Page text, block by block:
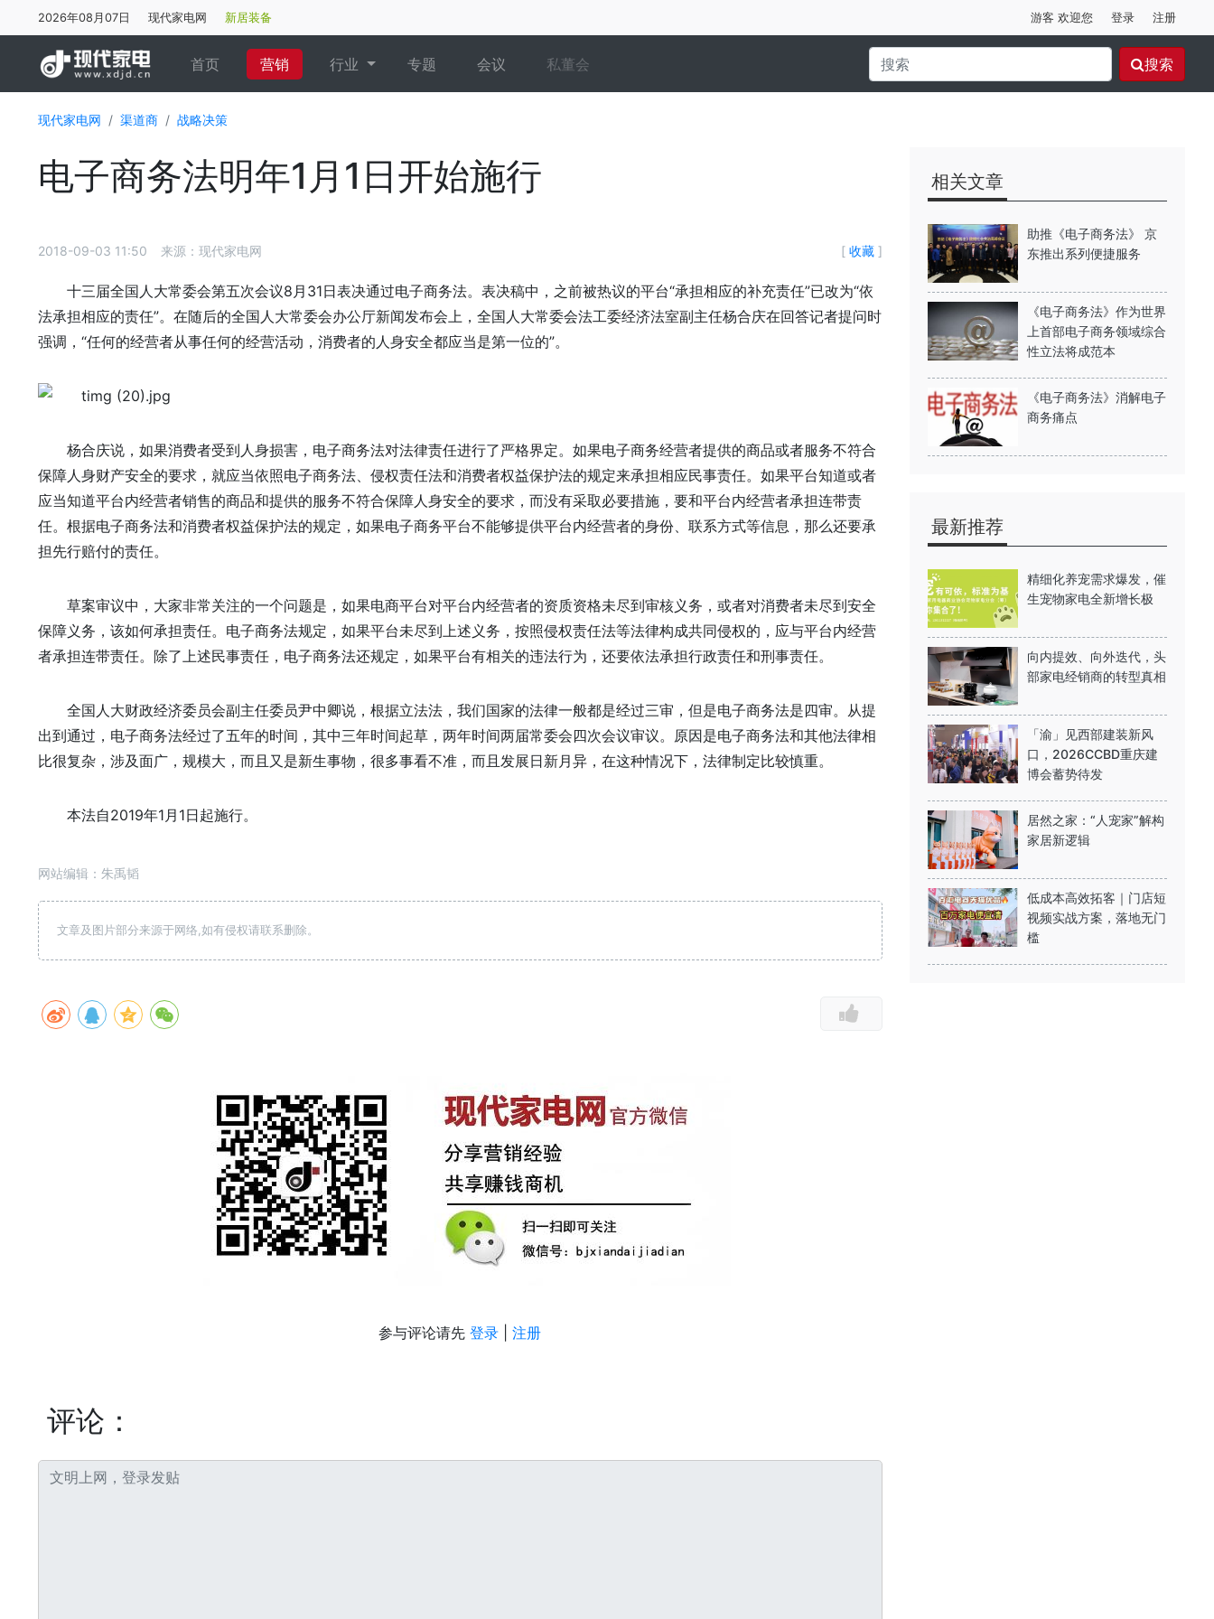
2026年08月07日 现代家电网 新居装备 游客 欢迎您 登录 注册
首页(current)
营销 行业 专题 会议 私董会 搜索
现代家电网 渠道商 战略决策
电子商务法明年1月1日开始施行
2018-09-03 11:50 来源：现代家电网 [ 收藏]
十三届全国人大常委会第五次会议8月31日表决通过电子商务法。表决稿中，之前被热议的平台“承担相应的补充责任”已改为“依
法承担相应的责任”。在随后的全国人大常委会办公厅新闻发布会上，全国人大常委会法工委经济法室副主任杨合庆在回答记者提问时
强调，“任何的经营者从事任何的经营活动，消费者的人身安全都应当是第一位的”。
杨合庆说，如果消费者受到人身损害，电子商务法对法律责任进行了严格界定。如果电子商务经营者提供的商品或者服务不符合
保障人身财产安全的要求，就应当依照电子商务法、侵权责任法和消费者权益保护法的规定来承担相应民事责任。如果平台知道或者
应当知道平台内经营者销售的商品和提供的服务不符合保障人身安全的要求，而没有采取必要措施，要和平台内经营者承担连带责
任。根据电子商务法和消费者权益保护法的规定，如果电子商务平台不能够提供平台内经营者的身份、联系方式等信息，那么还要承
担先行赔付的责任。
草案审议中，大家非常关注的一个问题是，如果电商平台对平台内经营者的资质资格未尽到审核义务，或者对消费者未尽到安全
保障义务，该如何承担责任。电子商务法规定，如果平台未尽到上述义务，按照侵权责任法等法律构成共同侵权的，应与平台内经营
者承担连带责任。除了上述民事责任，电子商务法还规定，如果平台有相关的违法行为，还要依法承担行政责任和刑事责任。
全国人大财政经济委员会副主任委员尹中卿说，根据立法法，我们国家的法律一般都是经过三审，但是电子商务法是四审。从提
出到通过，电子商务法经过了五年的时间，其中三年时间起草，两年时间两届常委会四次会议审议。原因是电子商务法和其他法律相
比很复杂，涉及面广，规模大，而且又是新生事物，很多事看不准，而且发展日新月异，在这种情况下，法律制定比较慎重。
本法自2019年1月1日起施行。
网站编辑：朱禹韬
文章及图片部分来源于网络,如有侵权请联系删除。
参与评论请先登录 |注册
评论：
相关文章
助推《电子商务法》 京
东推出系列便捷服务
《电子商务法》作为世界
上首部电子商务领域综合
性立法将成范本
《电子商务法》消解电子
商务痛点
最新推荐
精细化养宠需求爆发，催
生宠物家电全新增长极
向内提效、向外迭代，头
部家电经销商的转型真相
「渝」见西部建装新风
口，2026CCBD重庆建
博会蓄势待发
居然之家：“人宠家”解构
家居新逻辑
低成本高效拓客｜门店短
视频实战方案，落地无门
槛